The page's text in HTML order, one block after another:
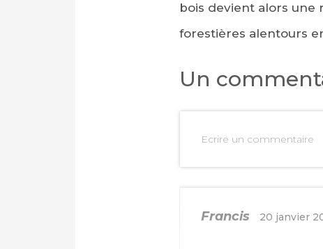
bois devient alors
forestières alentours
Un
Ecrire un commentaire
Francis 20 janvier